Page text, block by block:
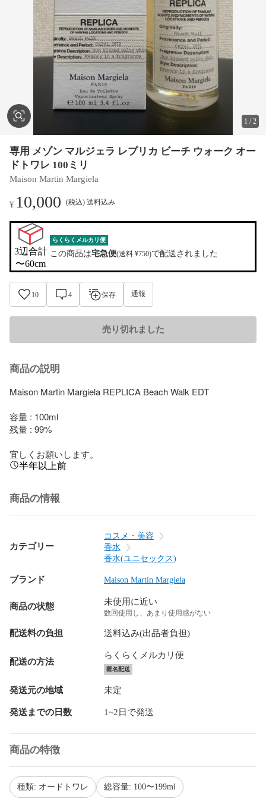
1 /2
専用 メゾン マルジェラ レプリカ ビーチ ウォーク オー
ドトワレ 100ミリ
Maison Martin Margiela
¥ 10,000 (税込) 送料込み
3辺合計
〜60cm
らくらくメルカリ便
この商品は宅急便(送料 ¥750)で配送されました
10 4 保存 通報
売り切れました
商品の説明
Maison Martin Margiela REPLICA Beach Walk EDT
容量 : 100ml
残量 : 99%
宜しくお願いします。
半年以上前
商品の情報
カテゴリー
コスメ・美容
香水
香水(ユニセックス)
ブランド Maison Martin Margiela
商品の状態 未使用に近い
数回使用し、あまり使用感がない
配送料の負担 送料込み(出品者負担)
配送の方法
らくらくメルカリ便
匿名配送
発送元の地域 未定
発送までの日数 1~2日で発送
商品の特徴
種類: オードトワレ 総容量: 100〜199ml